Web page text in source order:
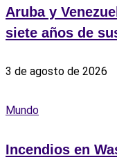
Aruba y
siete años de
3 de agosto de 2026
Mundo
Incendios en